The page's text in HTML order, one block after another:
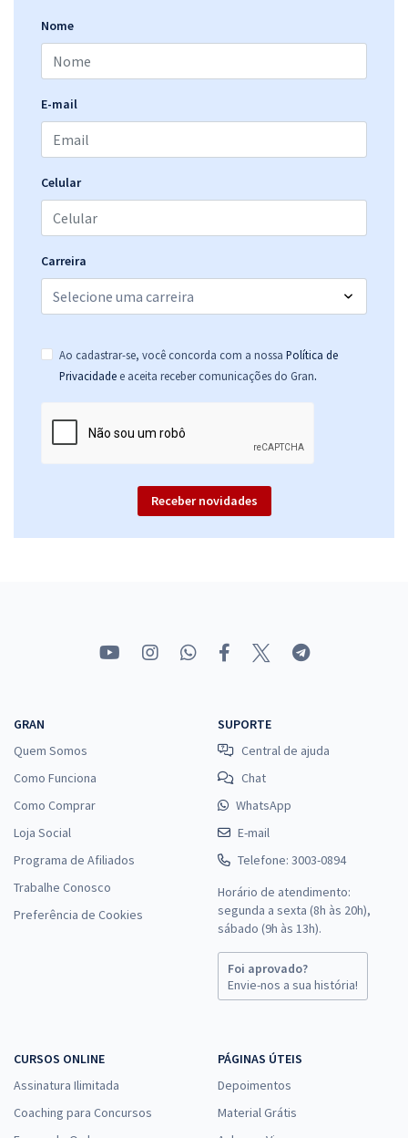
Nome
E-mail
Celular
Carreira
Ao cadastrar-se, você concorda com a nossa Política de
Privacidade e aceita receber comunicações do Gran.
Receber novidades
GRAN
Quem Somos
Como Funciona
Como Comprar
Loja Social
Programa de Afiliados
Trabalhe Conosco
Preferência de Cookies
SUPORTE
Central de ajuda
Chat
WhatsApp
E-mail
Telefone: 3003-0894
Horário de atendimento:
segunda a sexta (8h às 20h),
sábado (9h às 13h).
Foi aprovado?
Envie-nos a sua história!
CURSOS ONLINE
Assinatura Ilimitada
Coaching para Concursos
PÁGINAS ÚTEIS
Depoimentos
Material Grátis